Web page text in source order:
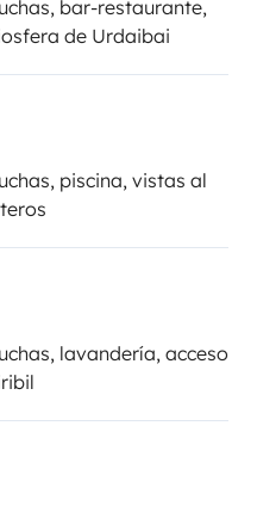
bar-restaurante,
de Urdaibai
piscina, vistas al
lavandería, acceso